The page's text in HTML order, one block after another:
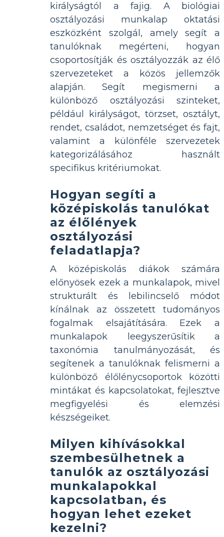
királyságtól a fajig. A biológiai
osztályozási munkalap oktatási
eszközként szolgál, amely segít a
tanulóknak megérteni, hogyan
csoportosítják és osztályozzák az élő
szervezeteket a közös jellemzők
alapján. Segít megismerni a
különböző osztályozási szinteket,
például királyságot, törzset, osztályt,
rendet, családot, nemzetséget és fajt,
valamint a különféle szervezetek
kategorizálásához használt
specifikus kritériumokat.
Hogyan segíti a
középiskolás tanulókat
az élőlények
osztályozási
feladatlapja?
A középiskolás diákok számára
előnyösek ezek a munkalapok, mivel
strukturált és lebilincselő módot
kínálnak az összetett tudományos
fogalmak elsajátítására. Ezek a
munkalapok leegyszerűsítik a
taxonómia tanulmányozását, és
segítenek a tanulóknak felismerni a
különböző élőlénycsoportok közötti
mintákat és kapcsolatokat, fejlesztve
megfigyelési és elemzési
készségeiket.
Milyen kihívásokkal
szembesülhetnek a
tanulók az osztályozási
munkalapokkal
kapcsolatban, és
hogyan lehet ezeket
kezelni?